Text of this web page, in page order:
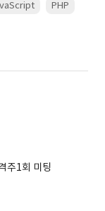
PHP
주1회 미팅